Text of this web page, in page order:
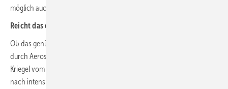
möglich auch öfter während des Unterrichts.“
Reicht das empfohlene Fensterlüften aus?
Ob das genügt, um die Gefahr einer Übertragung von Corona-Viren
durch Aerosole möglichst gering zu halten? Prof. Dr.-Ing. Martin
Kriegel vom Hermann-Rietschel-Institut (HRI) der TU Berlin kommt
nach intensiven wissenschaftlichen Untersuchungen zu dem